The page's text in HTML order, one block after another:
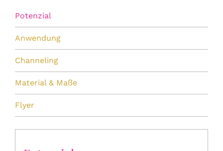
Potenzial
Anwendung
Channeling
Material & Maße
Flyer